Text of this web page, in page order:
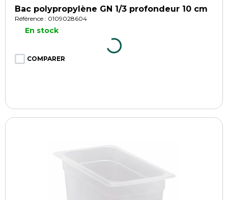
Bac polypropylène GN 1/3 profondeur 10 cm
Référence : 0109028604
En stock
COMPARER